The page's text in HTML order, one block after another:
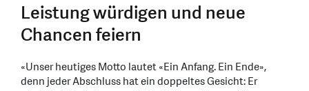
Leistung würdigen und neue
Chancen feiern
«Unser heutiges Motto lautet «Ein Anfang. Ein Ende»,
denn jeder Abschluss hat ein doppeltes Gesicht: Er